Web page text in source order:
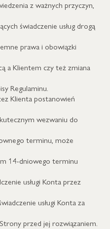
z ważnych przyczyn,
świadczenie usług drogą
prawa i obowiązki
a Klientem czy też zmiana
Regulaminu.
Klienta postanowień
wezwaniu do
terminu, może
14-dniowego terminu
usługi Konta przez
usługi Konta za
przed jej rozwiązaniem.